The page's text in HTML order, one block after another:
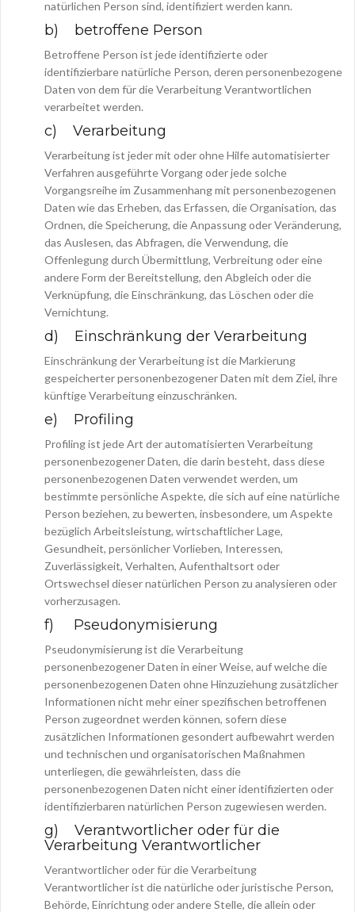
natürlichen Person sind, identifiziert werden kann.
b) betroffene Person
Betroffene Person ist jede identifizierte oder
identifizierbare natürliche Person, deren personenbezogene
Daten von dem für die Verarbeitung Verantwortlichen
verarbeitet werden.
c) Verarbeitung
Verarbeitung ist jeder mit oder ohne Hilfe automatisierter
Verfahren ausgeführte Vorgang oder jede solche
Vorgangsreihe im Zusammenhang mit personenbezogenen
Daten wie das Erheben, das Erfassen, die Organisation, das
Ordnen, die Speicherung, die Anpassung oder Veränderung,
das Auslesen, das Abfragen, die Verwendung, die
Offenlegung durch Übermittlung, Verbreitung oder eine
andere Form der Bereitstellung, den Abgleich oder die
Verknüpfung, die Einschränkung, das Löschen oder die
Vernichtung.
d) Einschränkung der Verarbeitung
Einschränkung der Verarbeitung ist die Markierung
gespeicherter personenbezogener Daten mit dem Ziel, ihre
künftige Verarbeitung einzuschränken.
e) Profiling
Profiling ist jede Art der automatisierten Verarbeitung
personenbezogener Daten, die darin besteht, dass diese
personenbezogenen Daten verwendet werden, um
bestimmte persönliche Aspekte, die sich auf eine natürliche
Person beziehen, zu bewerten, insbesondere, um Aspekte
bezüglich Arbeitsleistung, wirtschaftlicher Lage,
Gesundheit, persönlicher Vorlieben, Interessen,
Zuverlässigkeit, Verhalten, Aufenthaltsort oder
Ortswechsel dieser natürlichen Person zu analysieren oder
vorherzusagen.
f) Pseudonymisierung
Pseudonymisierung ist die Verarbeitung
personenbezogener Daten in einer Weise, auf welche die
personenbezogenen Daten ohne Hinzuziehung zusätzlicher
Informationen nicht mehr einer spezifischen betroffenen
Person zugeordnet werden können, sofern diese
zusätzlichen Informationen gesondert aufbewahrt werden
und technischen und organisatorischen Maßnahmen
unterliegen, die gewährleisten, dass die
personenbezogenen Daten nicht einer identifizierten oder
identifizierbaren natürlichen Person zugewiesen werden.
g) Verantwortlicher oder für die
Verarbeitung Verantwortlicher
Verantwortlicher oder für die Verarbeitung
Verantwortlicher ist die natürliche oder juristische Person,
Behörde, Einrichtung oder andere Stelle, die allein oder